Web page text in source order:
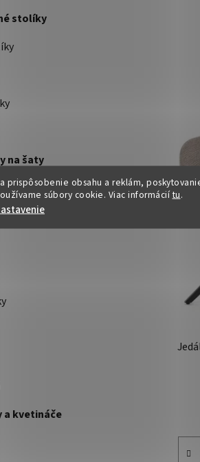
prispôsobenie obsahu a reklám,
súbory cookie. Viac informáciítu.
stolíky
na šaty
a kvetináče